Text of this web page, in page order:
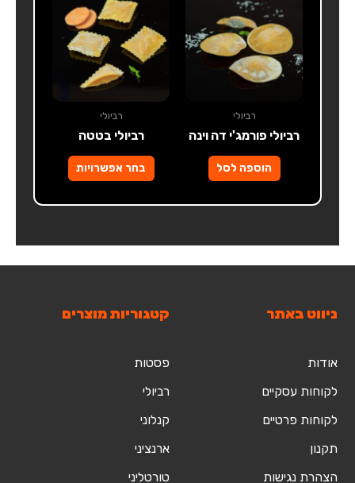
רביולי
רביולי פורמג'י דה וינה
הוספה לסל
רביולי
רביולי בטטה
בחר אפשרויות
זה
יש
מספר
לבחור
בעמוד
המוצר
ניווט באתר
אודות
לקוחות עסקיים
לקוחות פרטיים
תקנון
הצהרת נגישות
קטגוריות מוצרים
פסטות
רביולי
קנלוני
ארנציני
טורטליני